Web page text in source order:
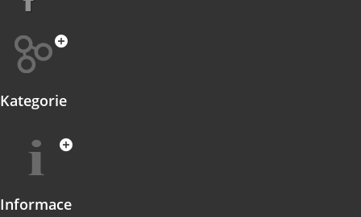
Kategorie
Informace